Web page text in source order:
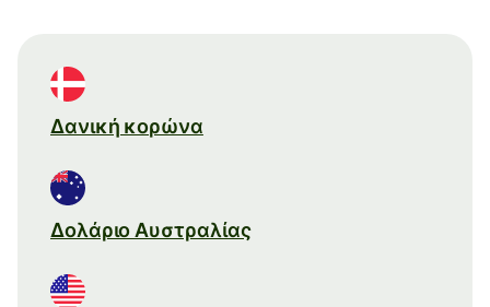
Δανική κορώνα
Δολάριο Αυστραλίας